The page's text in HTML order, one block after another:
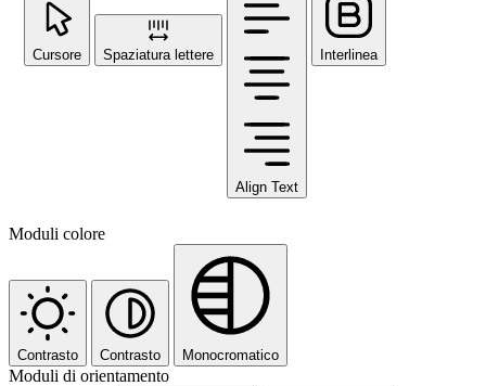
Cursore Spaziatura lettere
Align Text
Interlinea
Moduli colore
Contrasto Contrasto Monocromatico
Moduli di orientamento